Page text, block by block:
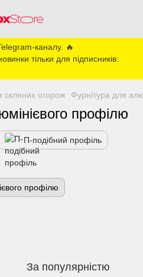
каналу. 🔥
тільки для підписників:
скляних огорож Фурнітура для
профілю
П-подібний профіль
профілю
За популярністю